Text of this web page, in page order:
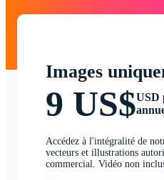
Images
9 US$USD
Accédez à l'intégralité de
vecteurs et illustrations
commercial. Vidéo non